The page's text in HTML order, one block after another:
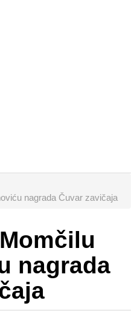
nagrada Čuvar zavičaja
nagrada